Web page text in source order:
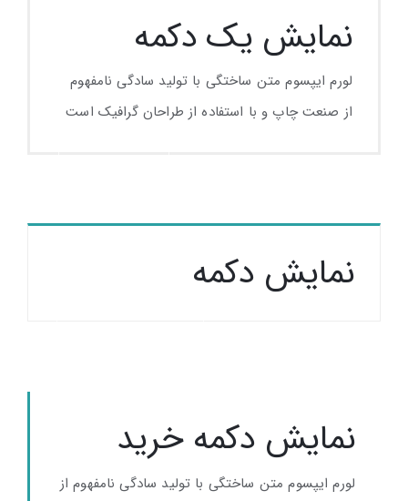
نمایش یک دکمه
لورم ایپسوم متن ساختگی با تولید سادگی نامفهوم
از صنعت چاپ و با استفاده از طراحان گرافیک است
نمایش دکمه
نمایش دکمه خرید
لورم ایپسوم متن ساختگی با تولید سادگی نامفهوم از